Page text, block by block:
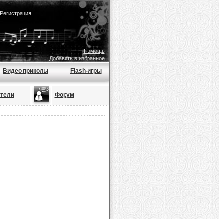
Регистрация
Помощь
Добавить в избранное
Видео приколы Flash-игры
Форум